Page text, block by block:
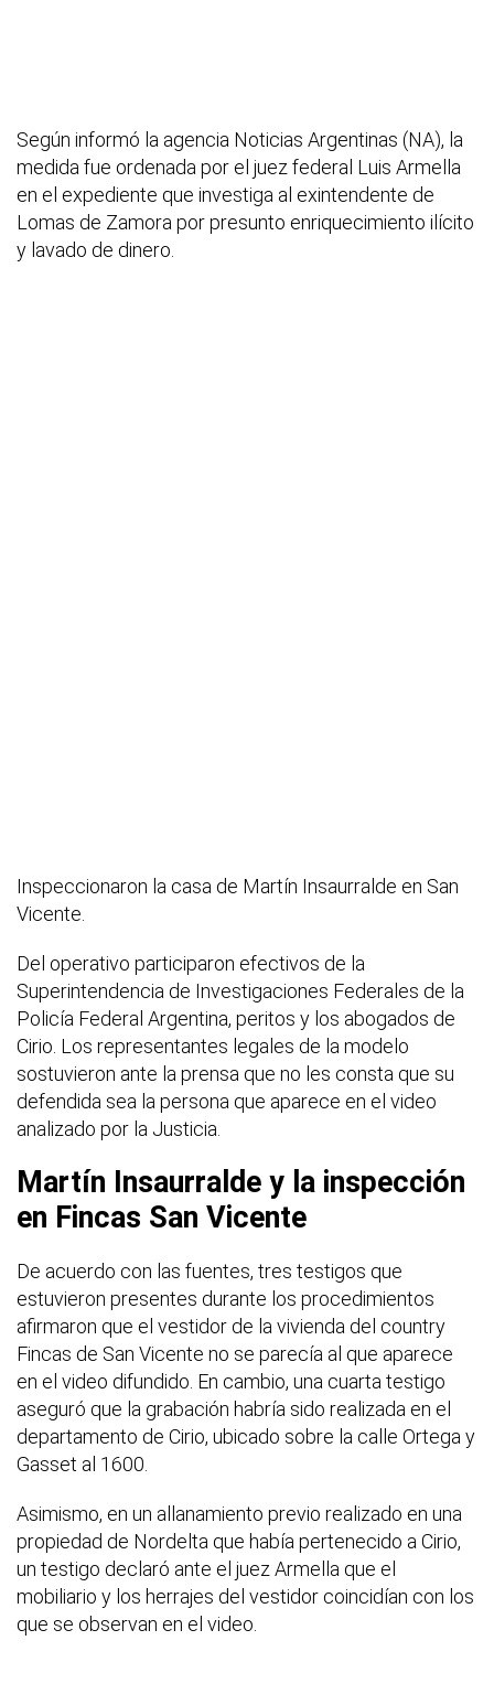
Según informó la agencia Noticias Argentinas (NA), la
medida fue ordenada por el juez federal Luis Armella
en el expediente que investiga al exintendente de
Lomas de Zamora por presunto enriquecimiento ilícito
y lavado de dinero.
Inspeccionaron la casa de Martín Insaurralde en San
Vicente.
Del operativo participaron efectivos de la
Superintendencia de Investigaciones Federales de la
Policía Federal Argentina, peritos y los abogados de
Cirio. Los representantes legales de la modelo
sostuvieron ante la prensa que no les consta que su
defendida sea la persona que aparece en el video
analizado por la Justicia.
Martín Insaurralde y la inspección
en Fincas San Vicente
De acuerdo con las fuentes, tres testigos que
estuvieron presentes durante los procedimientos
afirmaron que el vestidor de la vivienda del country
Fincas de San Vicente no se parecía al que aparece
en el video difundido. En cambio, una cuarta testigo
aseguró que la grabación habría sido realizada en el
departamento de Cirio, ubicado sobre la calle Ortega y
Gasset al 1600.
Asimismo, en un allanamiento previo realizado en una
propiedad de Nordelta que había pertenecido a Cirio,
un testigo declaró ante el juez Armella que el
mobiliario y los herrajes del vestidor coincidían con los
que se observan en el video.